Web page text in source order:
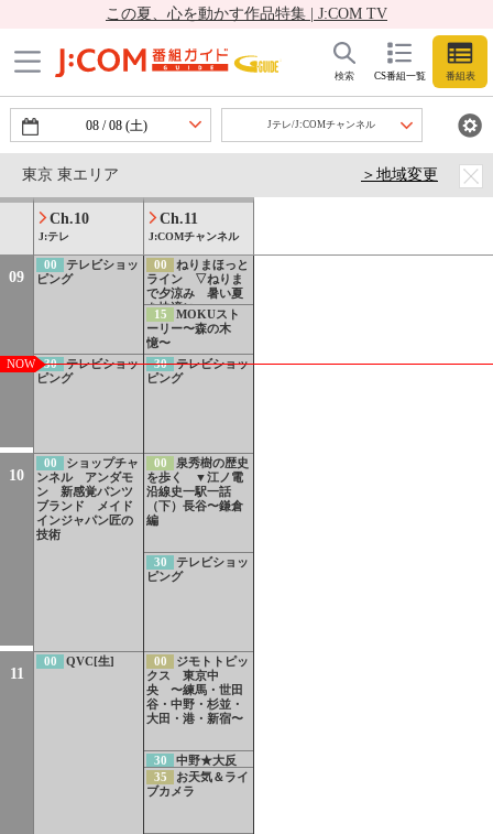
この夏、心を動かす作品特集 | J:COM TV
CS番組一覧 番組表
検索
08 / 08 (土) Jテレ/J:COMチャンネル
東京 東エリア ＞地域変更
Ch.10
J:テレ
Ch.11
J:COMチャンネル
09
10
11
NOW
テレビショッ
ピング
30
ピング
00
テレビショッ
ピング
30
テレビショッ
ピング
00
ショップチャ
ンネル アンダモ
ン 新感覚パンツ
ブランド メイド
インジャパン匠の
技術
00 QVC[生]
00
壮観劇場
神秘の洞窟」
00
ねりまほっと
ライン ▽ねりま
で夕涼み 暑い夏
を快適に
15
MOKUスト
ーリー〜森の木
憶〜
30
テレビショッ
ピング
00
泉秀樹の歴史
を歩く ▼江ノ電
沿線史一駅一話
（下）長谷〜鎌倉
編
30
テレビショッ
ピング
00
ジモトトピッ
クス 東京中
央 〜練馬・世田
谷・中野・杉並・
大田・港・新宿〜
30
中野★大反
響 訓練に未就学
児親子1000人なぜ
35
お天気＆ライ
ブカメラ